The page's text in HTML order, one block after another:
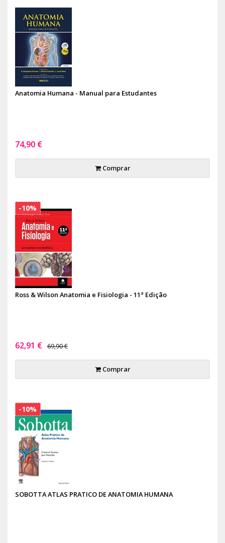
Anatomia Humana - Manual para Estudantes
74,90 €
Comprar
Ross & Wilson Anatomia e Fisiologia - 11ª Edição
62,91 € 69,90 €
Comprar
-10%
SOBOTTA ATLAS PRATICO DE ANATOMIA HUMANA
-10%